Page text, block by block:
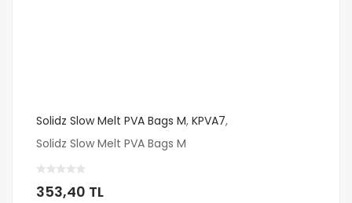
Solidz Slow Melt PVA Bags M, KPVA7,
Solidz Slow Melt PVA Bags M
353,40 TL